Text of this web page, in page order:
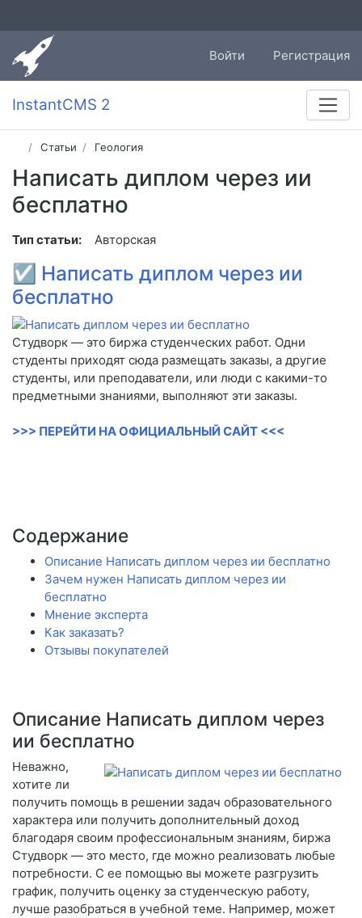
Войти Регистрация
InstantCMS 2
Статьи Геология
Написать диплом через ии
бесплатно
Тип статьи: Авторская
☑ Написать диплом через ии
бесплатно
Студворк — это биржа студенческих работ. Одни
студенты приходят сюда размещать заказы, а другие
студенты, или преподаватели, или люди с какими-то
предметными знаниями, выполняют эти заказы.
>>> ПЕРЕЙТИ НА ОФИЦИАЛЬНЫЙ САЙТ <<<
Содержание
Описание Написать диплом через ии бесплатно
Зачем нужен Написать диплом через ии
бесплатно
Мнение эксперта
Как заказать?
Отзывы покупателей
Описание Написать диплом через
ии бесплатно
Неважно,
хотите ли
получить помощь в решении задач образовательного
характера или получить дополнительный доход
благодаря своим профессиональным знаниям, биржа
Студворк — это место, где можно реализовать любые
потребности. С ее помощью вы можете разгрузить
график, получить оценку за студенческую работу,
лучше разобраться в учебной теме. Например, может